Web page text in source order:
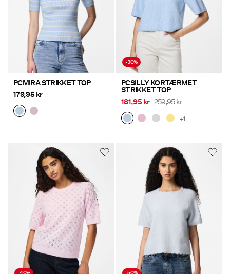
PCMIRA STRIKKET TOP
179,95 kr
-30%
PCSILLY KORTÆRMET
STRIKKET TOP
181,95 kr 259,95 kr
+1